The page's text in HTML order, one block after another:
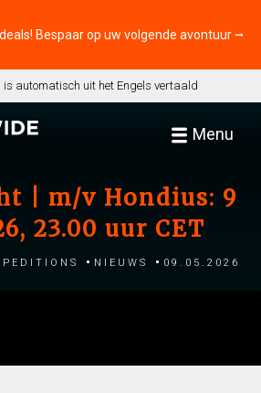
Bespaar op uw volgende avontuur ⭢
is automatisch uit het Engels vertaald
Menu
| m/v Hondius: 9
23.00 uur CET
Nieuws 09.05.2026